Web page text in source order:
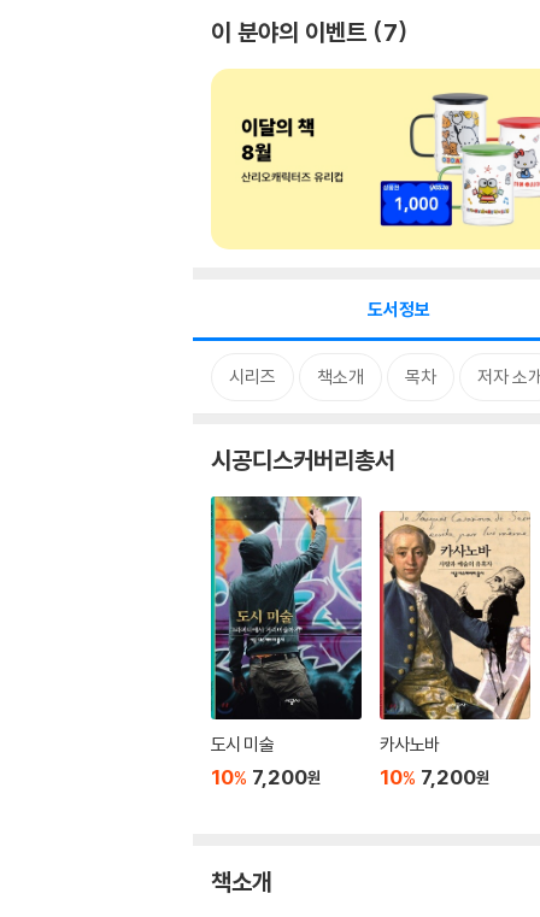
이 분야의 이벤트 7
도서정보
시리즈 책소개 목차 저자 소
시공디스커버리총서
도시 미술
10% 7,200원
카사노바
10% 7,200원
책소개